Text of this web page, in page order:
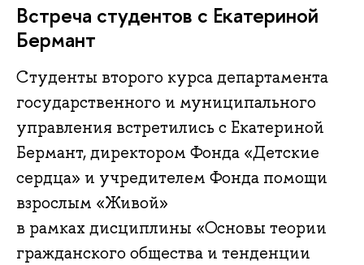
Встреча студентов с Екатериной
Бермант
Студенты второго курса департамента
государственного и муниципального
управления встретились с Екатериной
Бермант, директором Фонда «Детские
сердца» и учредителем Фонда помощи
взрослым «Живой»
в рамках дисциплины «Основы теории
гражданского общества и тенденции